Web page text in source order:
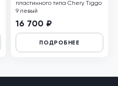
пластинного типа Chery Tiggo
9 левый
16 700 ₽
ПОДРОБНЕЕ